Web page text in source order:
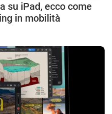
su iPad, ecco come
in mobilità